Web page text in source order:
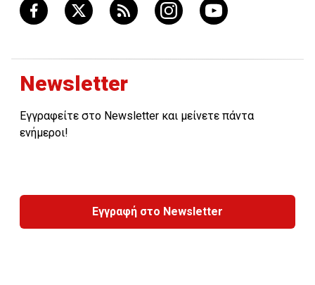
Newsletter
Εγγραφείτε στο Newsletter και μείνετε πάντα
ενήμεροι!
Εγγραφή στο Newsletter